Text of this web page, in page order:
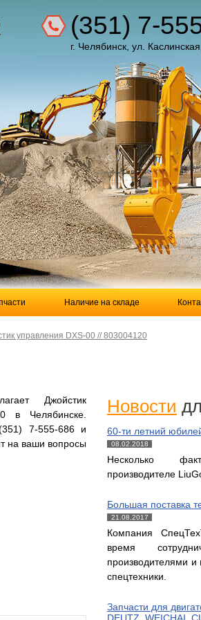
(351) 7-
г. Челябинск, ул.
Наличие на складе
управления DXS-00 // 803004120
Джойстик
в Челябинске.
7-555-686 и
на ваши вопросы
Новости
60-ти летний
08.02.2018
Несколько
производителе
Большая поставка
21.08.2017
Компания
время
производителями и
спецтехники.
Запчасти для